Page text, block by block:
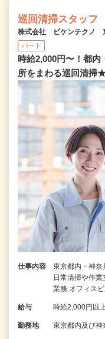
巡回清掃スタッフ
株式会社 ビケンテクノ
パート
時給2,000円〜！都
所をまわる巡回清掃
仕事内容
東京都内・神奈
日常清掃や作
業務 オフィス
給与 時給2,000円以
勤務地 東京都内及び神